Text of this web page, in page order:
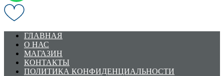
ГЛАВНАЯ
О НАС
МАГАЗИН
КОНТАКТЫ
ПОЛИТИКА КОНФИДЕНЦИАЛЬНОСТИ